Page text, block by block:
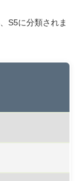
S5に分類されま